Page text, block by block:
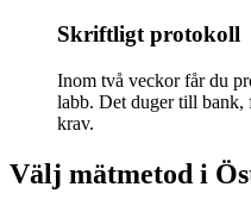
Skriftligt protokoll
Inom två veckor får du
labb. Det duger till bank,
krav.
Välj mätmetod i